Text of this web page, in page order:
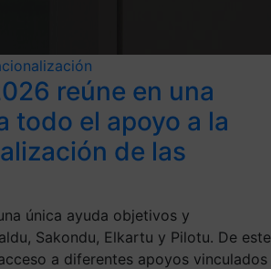
reúne en una
todo el apoyo a la
de las
única ayuda objetivos y
Sakondu, Elkartu y Pilotu. De este
a diferentes apoyos vinculados